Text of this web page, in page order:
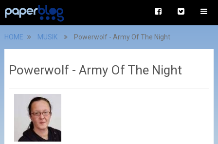
HOME MUSIK Powerwolf - Army Of The Night
Powerwolf - Army Of The Night